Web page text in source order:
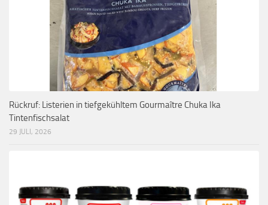
Rückruf: Listerien in tiefgekühltem Gourmaître Chuka Ika
Tintenfischsalat
29 JULI, 2026